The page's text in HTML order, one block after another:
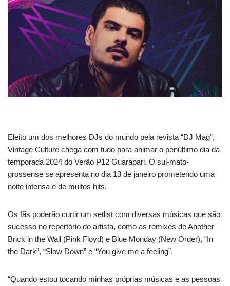
Eleito um dos melhores DJs do mundo pela revista “DJ Mag”,
Vintage Culture chega com tudo para animar o penúltimo dia da
temporada 2024 do Verão P12 Guarapari. O sul-mato-
grossense se apresenta no dia 13 de janeiro prometendo uma
noite intensa e de muitos hits.
Os fãs poderão curtir um setlist com diversas músicas que são
sucesso no repertório do artista, como as remixes de Another
Brick in the Wall (Pink Floyd) e Blue Monday (New Order), “In
the Dark”, “Slow Down” e “You give me a feeling”.
“Quando estou tocando minhas próprias músicas e as pessoas